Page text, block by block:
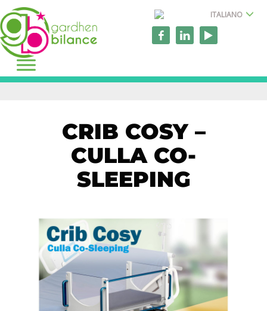
ITALIANO
CRIB COSY –
CULLA CO-
SLEEPING